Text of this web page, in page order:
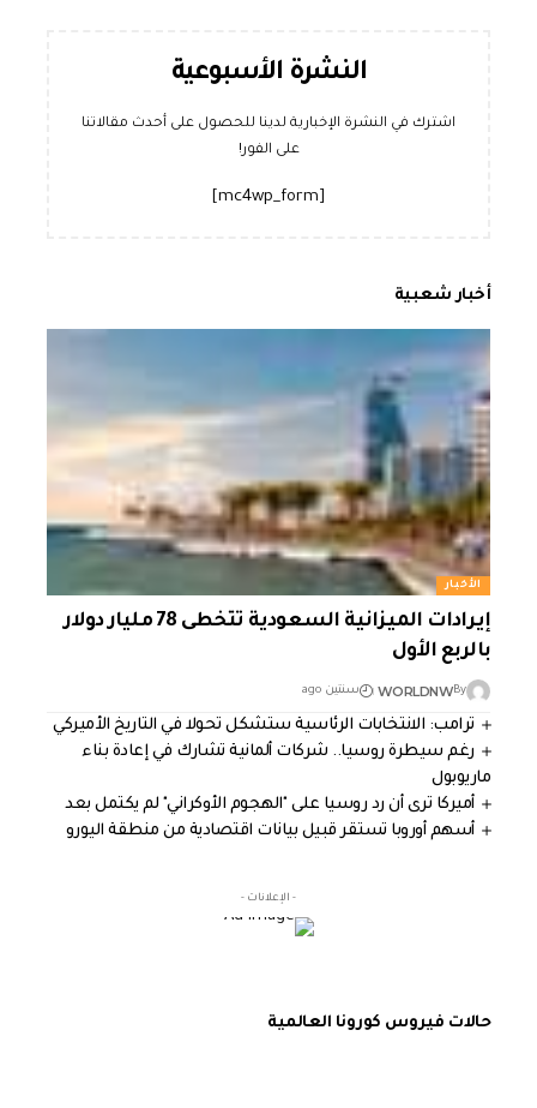
النشرة الأسبوعية
اشترك في النشرة الإخبارية لدينا للحصول على أحدث مقالاتنا
على الفور!
[mc4wp_form]
أخبار شعبية
الأخبار
إيرادات الميزانية السعودية تتخطى 78 مليار دولار
بالربع الأول
By
WORLDNW سنتين ago
ترامب: الانتخابات الرئاسية ستشكل تحولا في التاريخ الأميركي
رغم سيطرة روسيا.. شركات ألمانية تشارك في إعادة بناء
ماريوبول
أميركا ترى أن رد روسيا على "الهجوم الأوكراني" لم يكتمل بعد
أسهم أوروبا تستقر قبيل بيانات اقتصادية من منطقة اليورو
- الإعلانات -
حالات فيروس كورونا العالمية